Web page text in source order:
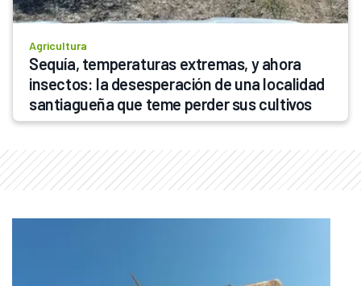
Agricultura
Sequía, temperaturas extremas, y ahora
insectos: la desesperación de una localidad
santiagueña que teme perder sus cultivos